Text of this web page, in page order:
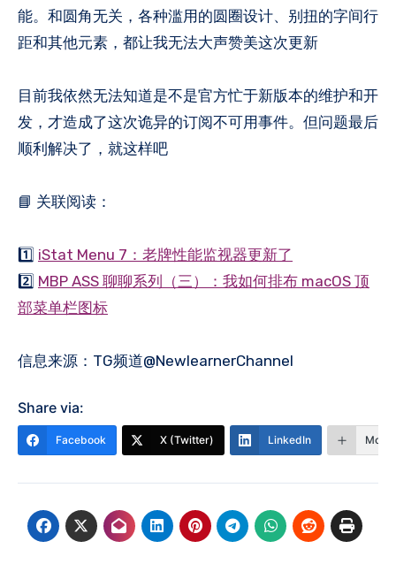
能。和圆角无关，各种滥用的圆圈设计、别扭的字间行
距和其他元素，都让我无法大声赞美这次更新
目前我依然无法知道是不是官方忙于新版本的维护和开
发，才造成了这次诡异的订阅不可用事件。但问题最后
顺利解决了，就这样吧
📘 关联阅读：
1️⃣ iStat Menu 7：老牌性能监视器更新了
2️⃣ MBP ASS 聊聊系列（三）：我如何排布 macOS 顶
部菜单栏图标
信息来源：TG频道@NewlearnerChannel
Share via:
Facebook X (Twitter) LinkedIn More